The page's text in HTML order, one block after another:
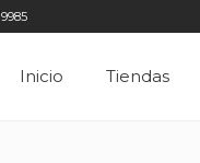
Inicio Tiendas